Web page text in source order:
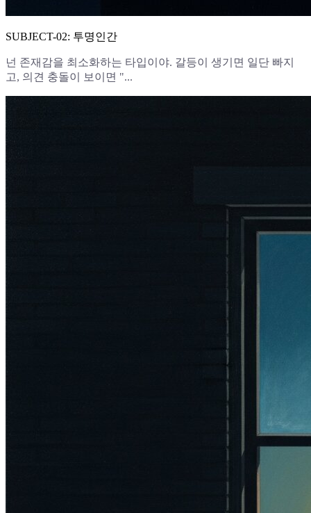
SUBJECT-02: 투명인간
넌 존재감을 최소화하는 타입이야. 갈등이 생기면 일단 빠지
고, 의견 충돌이 보이면 "...